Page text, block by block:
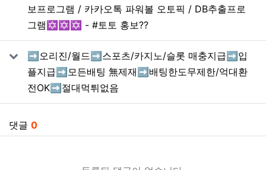
보프로그램 / 카카오톡 파워볼 오토픽 / DB추출프로
그램✡️✡️✡️ - #토토 홍보??
➡️오리진/월드➡️스포츠/카지노/슬롯 매충지급➡️입
플지급➡️모든배팅 無제재➡️배팅한도무제한/억대환
전OK➡️절대먹튀없음
댓글 0